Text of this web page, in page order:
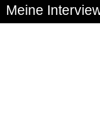
Meine